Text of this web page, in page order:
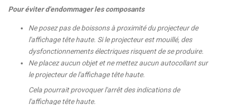
Pour éviter d'endommager les composants
Ne posez pas de boissons à proximité du projecteur de
l'affichage tête haute. Si le projecteur est mouillé, des
dysfonctionnements électriques risquent de se produire.
Ne placez aucun objet et ne mettez aucun autocollant sur
le projecteur de l'affichage tête haute.
Cela pourrait provoquer l'arrêt des indications de
l'affichage tête haute.